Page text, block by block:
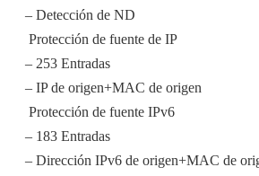
– Detección de ND
 Protección de fuente de IP
– 253 Entradas
– IP de origen+MAC de origen
 Protección de fuente IPv6
– 183 Entradas
– Dirección IPv6 de origen+MAC de